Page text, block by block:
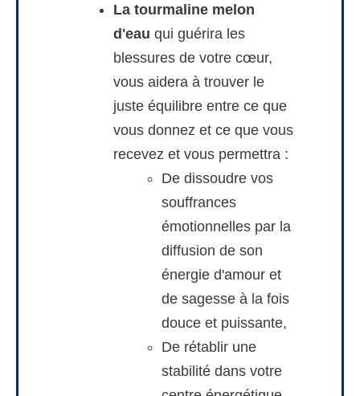
La tourmaline melon
d'eau qui guérira les
blessures de votre cœur,
vous aidera à trouver le
juste équilibre entre ce que
vous donnez et ce que vous
recevez et vous permettra :
De dissoudre vos
souffrances
émotionnelles par la
diffusion de son
énergie d'amour et
de sagesse à la fois
douce et puissante,
De rétablir une
stabilité dans votre